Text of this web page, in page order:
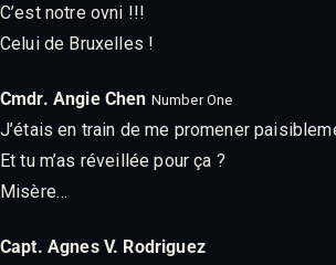
C’est notre ovni !!!
Celui de Bruxelles !
Cmdr. Angie Chen Number One
J’étais en train de me promener
Et tu m’as réveillée pour ça ?
Misère…
Capt. Agnes V. Rodriguez